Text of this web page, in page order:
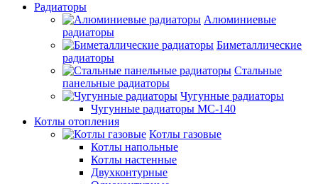
Радиаторы
Алюминиевые
радиаторы
Биметаллические
радиаторы
Стальные
панельные радиаторы
Чугунные радиаторы
Чугунные радиаторы МС-140
Котлы отопления
Котлы газовые
Котлы напольные
Котлы настенные
Двухконтурные